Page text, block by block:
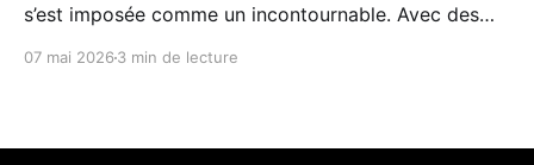
s’est imposée comme un incontournable. Avec des
07 mai 2026 3 min de lecture